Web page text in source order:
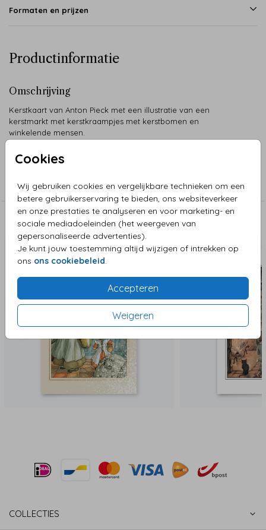
Cookies
Wij gebruiken cookies en vergelijkbare technieken om een
betere gebruikerservaring te bieden, ons websiteverkeer
en onze prestaties te analyseren en voor marketing- en
sociale mediadoeleinden (het weergeven van
gepersonaliseerde advertenties).
Je kunt jouw toestemming altijd wijzigen of intrekken op
ons ons cookiebeleid.
Accepteren
Weigeren
Formaten en prijzen
Productinformatie
Omschrijving
Kerstkaart van Anton Pieck met een illustratie van een
kerstmarkt met kerstkraampjes met kerstbomen en
winkelende mensen.
Collectie
Kerstkaarten Anton Pieck
Aanbevolen
COLLECTIES